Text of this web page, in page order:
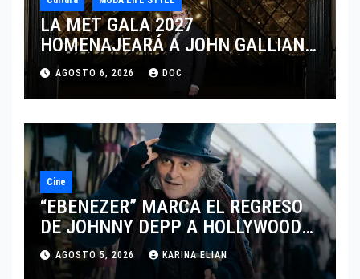
LA MET GALA 2027
HOMENAJEARÁ A JOHN GALLIANO
MARCANDO EL REGRESO DEL REY
DEL DRAMATISMO
AGOSTO 6, 2026 DOC
Cine
“EBENEZER” MARCA EL REGRESO
DE JOHNNY DEPP A HOLLYWOOD
TRAS SU PASO POR EL CINE
INDEPENDIENTE EUROPEO
AGOSTO 5, 2026 KARINA ELIAN